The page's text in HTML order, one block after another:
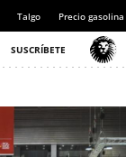
Talgo Precio gasolina